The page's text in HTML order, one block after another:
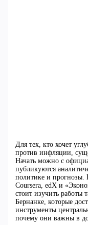
Для тех, кто хочет
против инфляции,
Начать можно с
публикуются
политике и прогнозы.
Coursera, edX и
стоит изучить работы
Бернанке, которые
инструменты
почему они важны в